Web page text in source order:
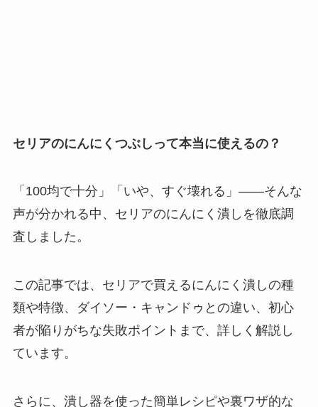
セリアのにんにくつぶしって本当に使えるの？
「100均で十分」「いや、すぐ壊れる」——そんな
声が分かれる中、セリアのにんにく潰しを徹底調
査しました。
この記事では、セリアで買えるにんにく潰しの種
類や特徴、ダイソー・キャンドゥとの違い、初心
者が陥りがちな失敗ポイントまで、詳しく解説し
ています。
さらに、潰し器を使った簡単レシピや裏ワザ的な